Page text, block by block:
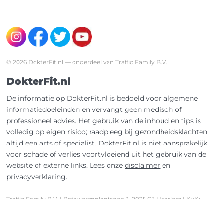
© 2026 DokterFit.nl — onderdeel van Traffic Family B.V.
DokterFit.nl
De informatie op DokterFit.nl is bedoeld voor algemene
informatiedoeleinden en vervangt geen medisch of
professioneel advies. Het gebruik van de inhoud en tips is
volledig op eigen risico; raadpleeg bij gezondheidsklachten
altijd een arts of specialist. DokterFit.nl is niet aansprakelijk
voor schade of verlies voortvloeiend uit het gebruik van de
website of externe links. Lees onzedisclaimer en
privacyverklaring.